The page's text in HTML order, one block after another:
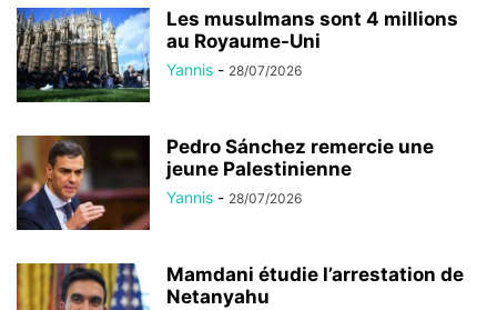
Les musulmans sont 4 millions
au Royaume-Uni
Yannis - 28/07/2026
Pedro Sánchez remercie une
jeune Palestinienne
Yannis - 28/07/2026
Mamdani étudie l’arrestation de
Netanyahu